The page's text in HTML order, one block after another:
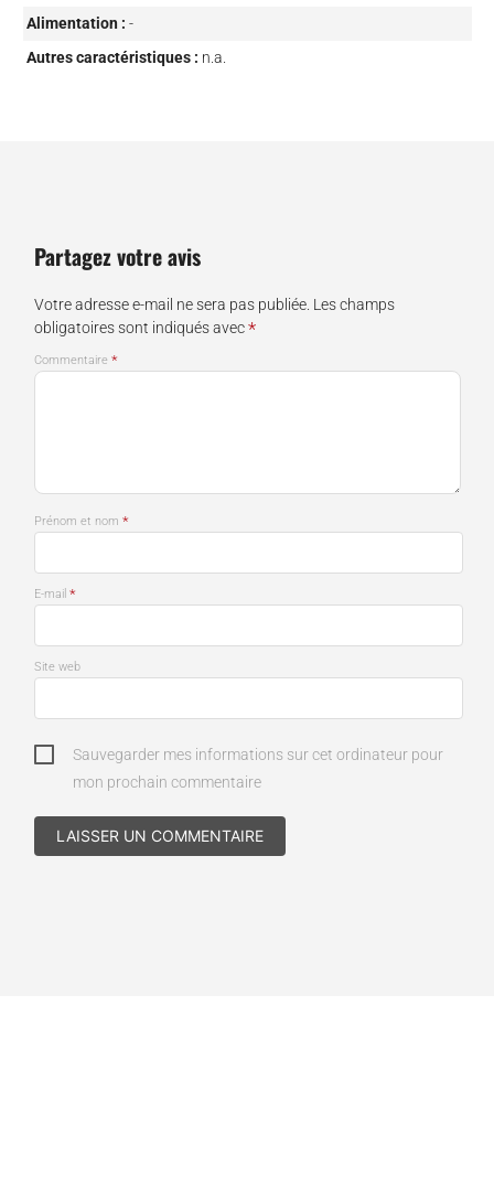
Alimentation : -
Autres caractéristiques : n.a.
Partagez votre avis
Votre adresse e-mail ne sera pas publiée. Les champs
obligatoires sont indiqués avec*
Commentaire *
Prénom et nom *
E-mail *
Site web
Sauvegarder mes informations sur cet ordinateur pour
mon prochain commentaire